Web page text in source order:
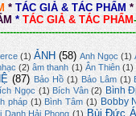
* TÁC GIẢ & TÁC PHẨM *
* TÁC GIẢ & TÁC PHẨM
(1) ẢNH (58) Anh Ngọc (1)
(2) âm thanh (1) Ân Thiên (1)
(87) Bảo Hồ (1) Bảo Lâm (1)
Ngọc (1) Bích Vân (2) Bình
pháp (1) Bình Tâm (1) Bobby
Danh Hải Phong (1) Bùi Đức